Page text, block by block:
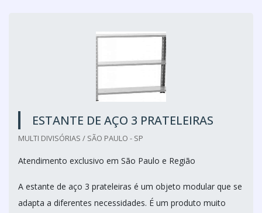
ESTANTE DE AÇO 3 PRATELEIRAS
MULTI DIVISÓRIAS / SÃO PAULO - SP
Atendimento exclusivo em São Paulo e Região
A estante de aço 3 prateleiras é um objeto modular que se
adapta a diferentes necessidades. É um produto muito